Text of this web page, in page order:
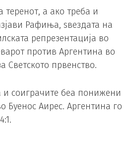
теренот, а ако треба и
Рафиња, ѕвездата на
репрезентација во
против Аргентина во
Светското првенство.
соиграчите беа понижени
Буенос Аирес. Аргентина го